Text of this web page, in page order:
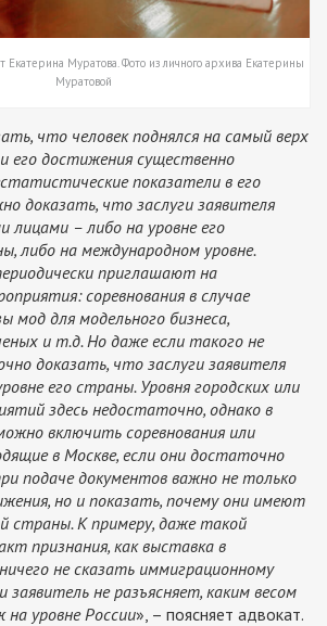
Муратова. Фото из личного архива Екатерины
Муратовой
что человек поднялся на самый верх
его достижения существенно
показатели в его
доказать, что заслуги заявителя
лицами – либо на уровне его
либо на международном уровне.
приглашают на
соревнования в случае
мод для модельного бизнеса,
и т.д. Но даже если такого не
доказать, что заслуги заявителя
его страны. Уровня городских или
здесь недостаточно, однако в
включить соревнования или
в Москве, если они достаточно
подаче документов важно не только
но и показать, почему они имеют
страны. К примеру, даже такой
признания, как выставка в
не сказать иммиграционному
заявитель не разъясняет, каким весом
уровне России», – поясняет адвокат.